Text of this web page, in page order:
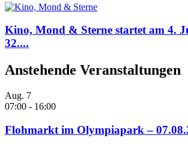
Kino, Mond & Sterne startet am 4.
32....
Anstehende Veranstaltungen
Aug. 7
07:00 - 16:00
Flohmarkt im Olympiapark –